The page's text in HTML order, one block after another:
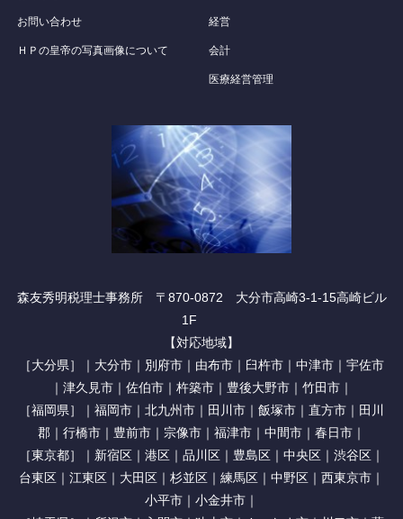
お問い合わせ
ＨＰの皇帝の写真画像について
経営
会計
医療経営管理
森友秀明税理士事務所 〒870-0872 大分市高崎3-1-15高崎ビル
1F
【対応地域】
［大分県］｜大分市｜別府市｜由布市｜臼杵市｜中津市｜宇佐市
｜津久見市｜佐伯市｜杵築市｜豊後大野市｜竹田市｜
［福岡県］｜福岡市｜北九州市｜田川市｜飯塚市｜直方市｜田川
郡｜行橋市｜豊前市｜宗像市｜福津市｜中間市｜春日市｜
［東京都］｜新宿区｜港区｜品川区｜豊島区｜中央区｜渋谷区｜
台東区｜江東区｜大田区｜杉並区｜練馬区｜中野区｜西東京市｜
小平市｜小金井市｜